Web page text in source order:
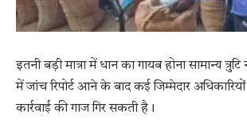
इतनी बड़ी मात्रा में धान का गायब होना सामान्य
में जांच रिपोर्ट आने के बाद कई जिम्मेदार
कार्रवाई की गाज गिर सकती है।